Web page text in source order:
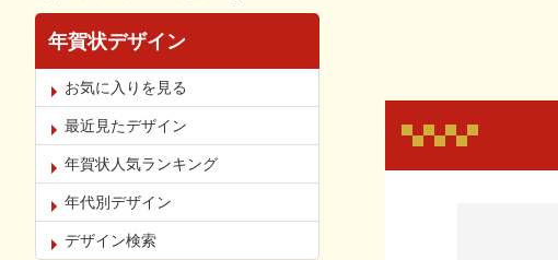
年賀状デザイン
お気に入りを見る
最近見たデザイン
年賀状人気ランキング
年代別デザイン
デザイン検索